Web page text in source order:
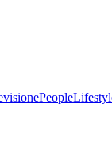
People